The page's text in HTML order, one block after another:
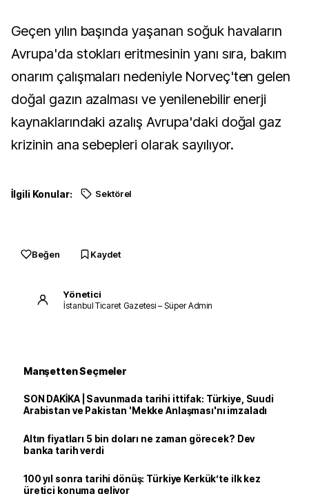
Geçen yılın başında yaşanan soğuk havaların
Avrupa'da stokları eritmesinin yanı sıra, bakım
onarım çalışmaları nedeniyle Norveç'ten gelen
doğal gazın azalması ve yenilenebilir enerji
kaynaklarındaki azalış Avrupa'daki doğal gaz
krizinin ana sebepleri olarak sayılıyor.
İlgili Konular: Sektörel
Beğen Kaydet
Yönetici
İstanbul Ticaret Gazetesi – Süper Admin
Manşetten Seçmeler
SON DAKİKA | Savunmada tarihi ittifak: Türkiye, Suudi
Arabistan ve Pakistan 'Mekke Anlaşması'nı imzaladı
Altın fiyatları 5 bin doları ne zaman görecek? Dev
banka tarih verdi
100 yıl sonra tarihi dönüş: Türkiye Kerkük’te ilk kez
üretici konuma geliyor